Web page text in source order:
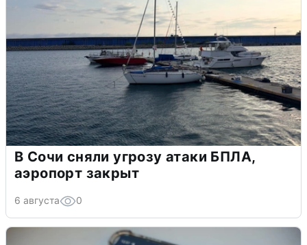
В Сочи сняли угрозу атаки БПЛА,
аэропорт закрыт
6 августа 0